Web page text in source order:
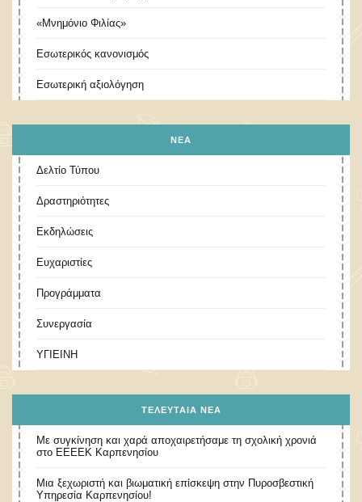
«Μνημόνιο Φιλίας»
Εσωτερικός κανονισμός
Εσωτερική αξιολόγηση
ΝΕΑ
Δελτίο Τύπου
Δραστηριότητες
Εκδηλώσεις
Ευχαριστίες
Προγράμματα
Συνεργασία
ΥΓΙΕΙΝΗ
ΤΕΛΕΥΤΑΊΑ ΝΈΑ
Με συγκίνηση και χαρά αποχαιρετήσαμε τη σχολική χρονιά
στο ΕΕΕΕΚ Καρπενησίου
Μια ξεχωριστή και βιωματική επίσκεψη στην Πυροσβεστική
Υπηρεσία Καρπενησίου!